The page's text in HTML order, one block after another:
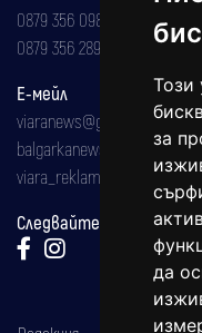
Този
за
да
0879 356 098
0879 356 289
Е-мейл
viaranews@gmail.com
balgarkanews@gmail.com
viara_reklama@mail.bg
Следвайте ни: